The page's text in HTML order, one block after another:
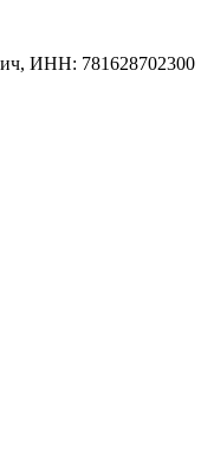
ИНН: 781628702300